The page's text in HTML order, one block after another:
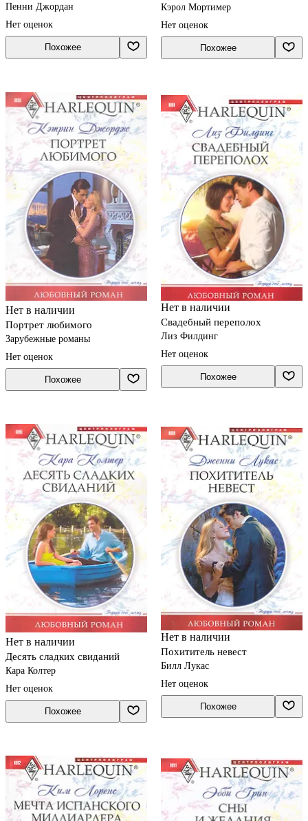
Пенни Джордан
Нет оценок
Похожее
Кэрол Мортимер
Нет оценок
Похожее
Нет в наличии
Портрет любимого
Зарубежные романы
Нет оценок
Похожее
Нет в наличии
Свадебный переполох
Лиз Филдинг
Нет оценок
Похожее
Нет в наличии
Десять сладких свиданий
Кара Колтер
Нет оценок
Похожее
Нет в наличии
Похититель невест
Билл Лукас
Нет оценок
Похожее